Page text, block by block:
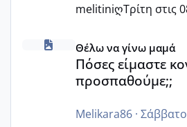
melitiniღΤρίτη στις
Πόσες είμαστε κοντά 40 και
Θέλω να γίνω μαμά
Πόσες είμαστε
προσπαθούμε;;
Melikara86· Σάββατο